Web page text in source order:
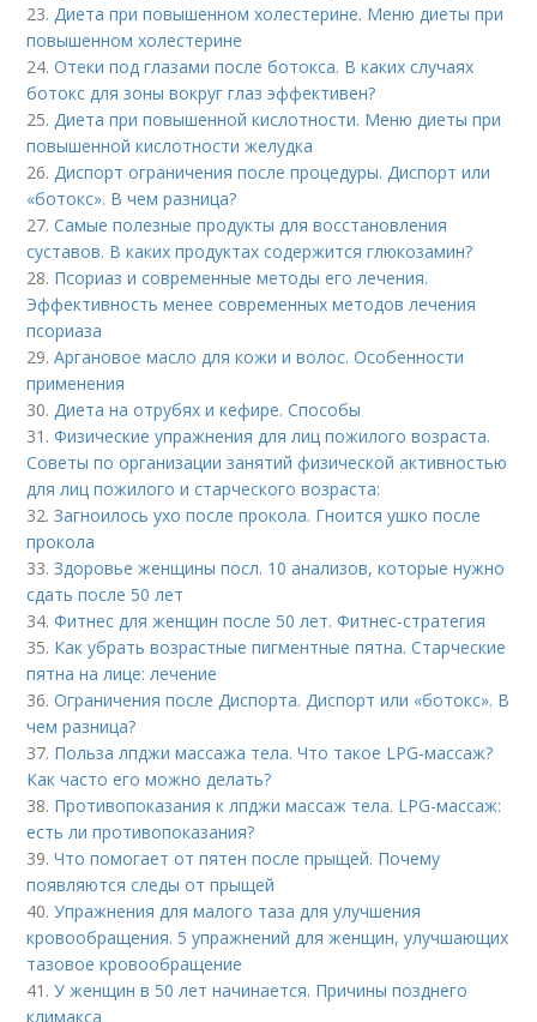
23. Диета при повышенном холестерине. Меню диеты при
повышенном холестерине
24.Отеки под глазами после ботокса. В каких случаях
ботокс для зоны вокруг глаз эффективен?
25. Диета при повышенной кислотности. Меню диеты при
повышенной кислотности желудка
26. Диспорт ограничения после процедуры. Диспорт или
«ботокс». В чем разница?
27.Самые полезные продукты для восстановления
суставов. В каких продуктах содержится глюкозамин?
28. Псориаз и современные методы его лечения.
Эффективность менее современных методов лечения
псориаза
29.Аргановое масло для кожи и волос. Особенности
применения
30. Диета на отрубях и кефире. Способы
31.Физические упражнения для лиц пожилого возраста.
Советы по организации занятий физической активностью
для лиц пожилого и старческого возраста:
32.Загноилось ухо после прокола. Гноится ушко после
прокола
33.Здоровье женщины посл. 10 анализов, которые нужно
сдать после 50 лет
34.Фитнес для женщин после 50 лет. Фитнес-стратегия
35. Как убрать возрастные пигментные пятна. Старческие
пятна на лице: лечение
36.Ограничения после Диспорта. Диспорт или «ботокс». В
чем разница?
37. Польза лпджи массажа тела. Что такое LPG-массаж?
Как часто его можно делать?
38. Противопоказания к лпджи массаж тела. LPG-массаж:
есть ли противопоказания?
39.Что помогает от пятен после прыщей. Почему
появляются следы от прыщей
40.Упражнения для малого таза для улучшения
кровообращения. 5 упражнений для женщин, улучшающих
тазовое кровообращение
41.У женщин в 50 лет начинается. Причины позднего
климакса